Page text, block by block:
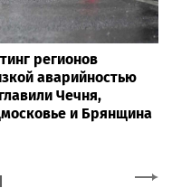
регионов
аварийностью
Чечня,
и Брянщина